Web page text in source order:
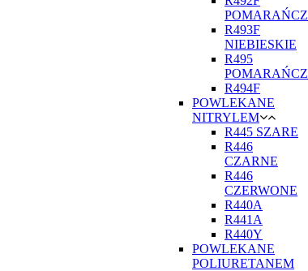
POMARAŃCZ
R493F
NIEBIESKIE
R495
POMARAŃCZ
R494F
POWLEKANE
NITRYLEM
R445 SZARE
R446
CZARNE
R446
CZERWONE
R440A
R441A
R440Y
POWLEKANE
POLIURETANEM